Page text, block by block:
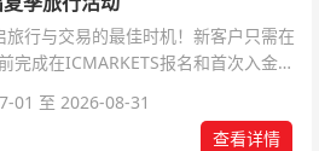
旅行与交易的最佳时机！新客户只需在
完成在ICMARKETS报名和首次入金即
01 至 2026-08-31
查看详情